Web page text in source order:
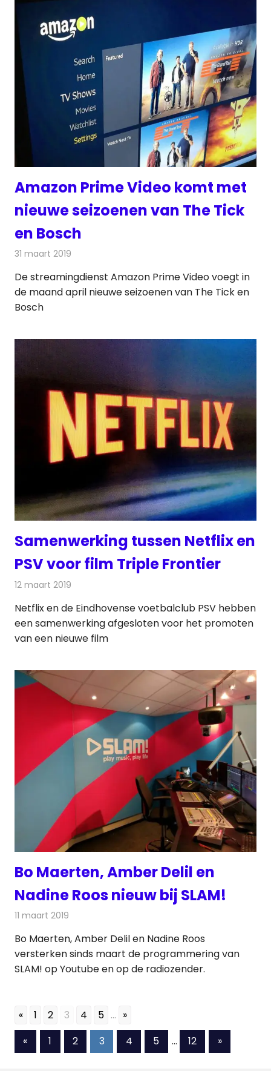
Amazon Prime Video komt met
nieuwe seizoenen van The Tick
en Bosch
31 maart 2019
De streamingdienst Amazon Prime Video voegt in
de maand april nieuwe seizoenen van The Tick en
Bosch
Samenwerking tussen Netflix en
PSV voor film Triple Frontier
12 maart 2019
Netflix en de Eindhovense voetbalclub PSV hebben
een samenwerking afgesloten voor het promoten
van een nieuwe film
Bo Maerten, Amber Delil en
Nadine Roos nieuw bij SLAM!
11 maart 2019
Bo Maerten, Amber Delil en Nadine Roos
versterken sinds maart de programmering van
SLAM! op Youtube en op de radiozender.
« 1 2 3 4 5 ... »
Berichten
«Vorige
berichten
1 2 3 4 5 … 12
Volgende
berichten
»